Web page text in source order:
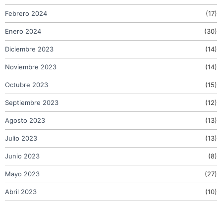
Febrero 2024 (17)
Enero 2024 (30)
Diciembre 2023 (14)
Noviembre 2023 (14)
Octubre 2023 (15)
Septiembre 2023 (12)
Agosto 2023 (13)
Julio 2023 (13)
Junio 2023 (8)
Mayo 2023 (27)
Abril 2023 (10)